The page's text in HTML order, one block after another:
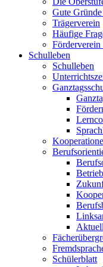
Gute
Trägerverein
Häufige
Förderverein
Schulleben
Schulleben
Schülerblatt